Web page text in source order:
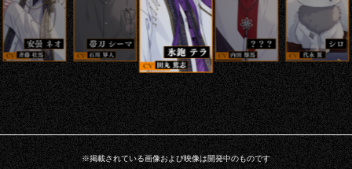
※掲載されている画像および映像は開発中のものです